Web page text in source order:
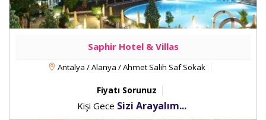
Saphir Hotel & Villas
Antalya / Alanya / Ahmet Salih Saf Sokak
Fiyatı Sorunuz
Kişi Gece Sizi Arayalım...